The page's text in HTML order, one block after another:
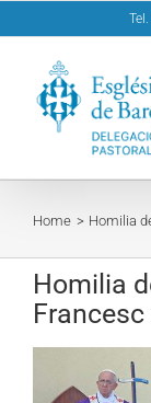
to
Home Homilia
Homilia